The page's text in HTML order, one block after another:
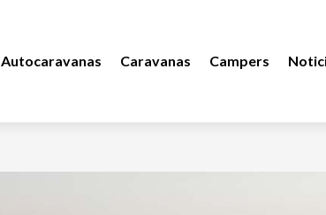
Autocaravanas Caravanas Campers